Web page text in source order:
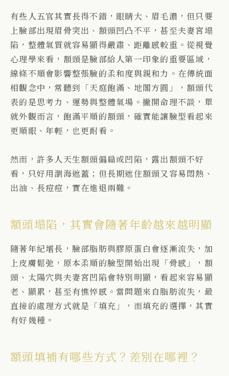
有些人五官其實長得不錯，眼睛大、眉毛濃，但只要
上臉部出現眉骨突出、額頭凹凸不平，甚至夫妻宮塌
陷，整體氣質就容易顯得嚴肅、距離感較重。從視覺
心理學來看，額頭是臉部給人第一印象的重要區域，
線條不順會影響整張臉的柔和度與親和力。在傳統面
相觀念中，常聽到「天庭飽滿、地閣方圓」，額頭代
表的是思考力、運勢與整體氣場。撇開命理不談，單
就外觀而言，飽滿平順的額頭，確實能讓臉型看起來
更順眼、年輕，也更耐看。
然而，許多人天生額頭偏扁或凹陷，露出額頭不好
看，只好用瀏海遮蓋；但長期遮住額頭又容易悶熱、
出油、長痘痘，實在進退兩難。
額頭塌陷，其實會隨著年齡越來越明顯
隨著年紀增長，臉部脂肪與膠原蛋白會逐漸流失，加
上皮膚鬆弛，原本柔順的臉型開始出現「骨感」，額
頭、太陽穴與夫妻宮凹陷會特別明顯，看起來容易顯
老、顯累，甚至有憔悴感。 當問題來自脂肪流失，最
直接的處理方式就是「填充」，而填充的選擇，其實
有好幾種。
額頭填補有哪些方式？差別在哪裡？